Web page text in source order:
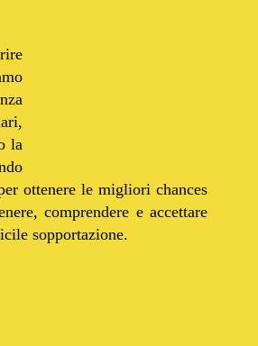
la
ottenere le migliori chances
comprendere e accettare
sopportazione.